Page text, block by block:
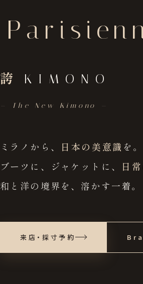
誇 KIMONO
— The New Kimono —
ミラノから、 日本の美意識 を。
ブーツに、ジャケットに、
日常
和と洋の境界を、溶かす一着。
来店・採寸予約